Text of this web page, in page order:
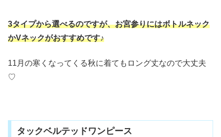
3タイプから選べるのですが、お宮参りにはボトルネック
かVネックがおすすめです♪
11月の寒くなってくる秋に着てもロング丈なので大丈夫
♡
タックベルテッドワンピース